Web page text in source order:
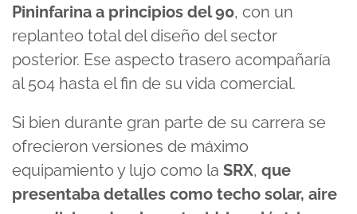
Pininfarina a principios del 90, con un
replanteo total del diseño del sector
posterior. Ese aspecto trasero acompañaría
al 504 hasta el fin de su vida comercial.
Si bien durante gran parte de su carrera se
ofrecieron versiones de máximo
equipamiento y lujo como la SRX, que
presentaba detalles como techo solar, aire